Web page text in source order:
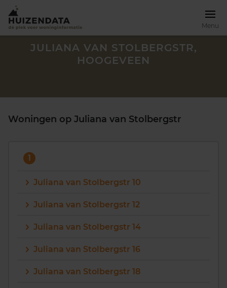
Menu
Zoek een woning
Vragen? Neem contact met ons op
088 220 4200
JULIANA VAN STOLBERGSTR,
HOOGEVEEN
Woningen op Juliana van Stolbergstr
1
Juliana van Stolbergstr 10
Juliana van Stolbergstr 12
Juliana van Stolbergstr 14
Juliana van Stolbergstr 16
Juliana van Stolbergstr 18